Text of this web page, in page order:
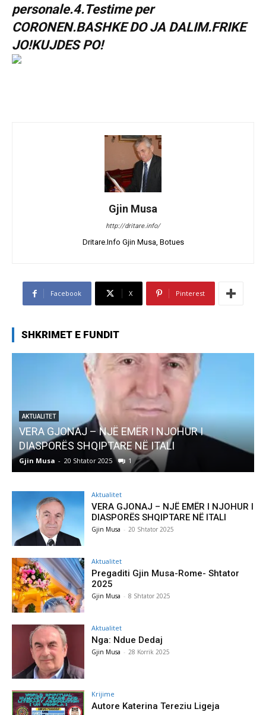
personale.4.Testime per
CORONEN.BASHKE DO JA DALIM.FRIKE
JO!KUJDES PO!
Gjin Musa
http://dritare.info/
Dritare.Info Gjin Musa, Botues
Facebook X Pinterest
SHKRIMET E FUNDIT
NJOHUR I
AKTUALITET
Pregaditi Gjin Musa-Rome-
Gjin Musa - 8 Shtator 2025
Aktualitet
VERA GJONAJ – NJË EMËR I NJOHUR I
DIASPORËS SHQIPTARE NË ITALI
Gjin Musa - 20 Shtator 2025
Aktualitet
Pregaditi Gjin Musa-Rome- Shtator
2025
Gjin Musa - 8 Shtator 2025
Aktualitet
Nga: Ndue Dedaj
Gjin Musa - 28 Korrik 2025
Krijime
Autore Katerina Tereziu Ligeja